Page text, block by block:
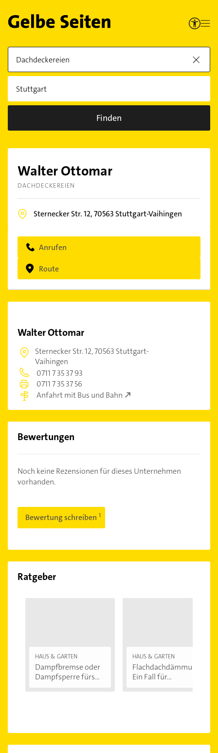
Finden
Walter Ottomar
DACHDECKEREIEN
Sternecker Str. 12,70563 Stuttgart-Vaihingen
Anrufen
Route
Walter Ottomar
Sternecker Str. 12,70563 Stuttgart-
Vaihingen
0711 7 35 37 93
0711 7 35 37 56
Anfahrt mit Bus und Bahn
Bewertungen
Noch keine Rezensionen für dieses Unternehmen
vorhanden.
Bewertung schreiben
Ratgeber
HAUS & GARTEN
Dampfbremse oder
Dampfsperre fürs...
HAUS & GARTEN
Flachdachdämmung:
Ein Fall für...